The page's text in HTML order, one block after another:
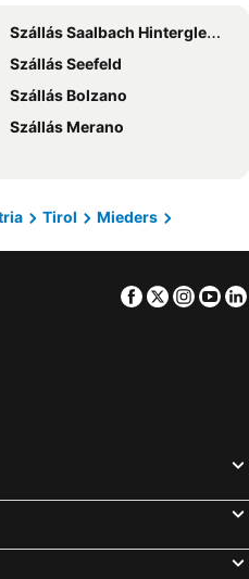
Szállás Saalbach Hinterglemm
Szállás Seefeld
Szállás Bolzano
Szállás Merano
Tirol
Mieders
Facebook
Twitter